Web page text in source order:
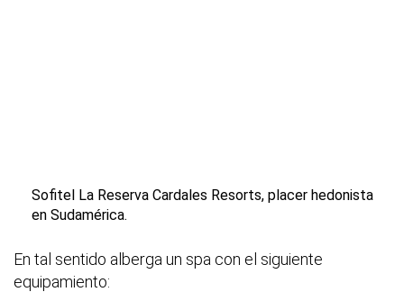
Sofitel La Reserva Cardales Resorts, placer hedonista
en Sudamérica.
En tal sentido alberga un spa con el siguiente
equipamiento: